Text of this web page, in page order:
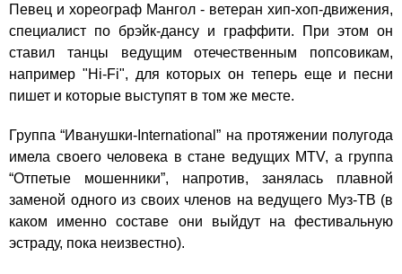
Певец и хореограф Мангол - ветеран хип-хоп-движения,
специалист по брэйк-дансу и граффити. При этом он
ставил танцы ведущим отечественным попсовикам,
например "Hi-Fi", для которых он теперь еще и песни
пишет и которые выступят в том же месте.
Группа “Иванушки-International” на протяжении полугода
имела своего человека в стане ведущих MTV, а группа
“Отпетые мошенники”, напротив, занялась плавной
заменой одного из своих членов на ведущего Муз-ТВ (в
каком именно составе они выйдут на фестивальную
эстраду, пока неизвестно).